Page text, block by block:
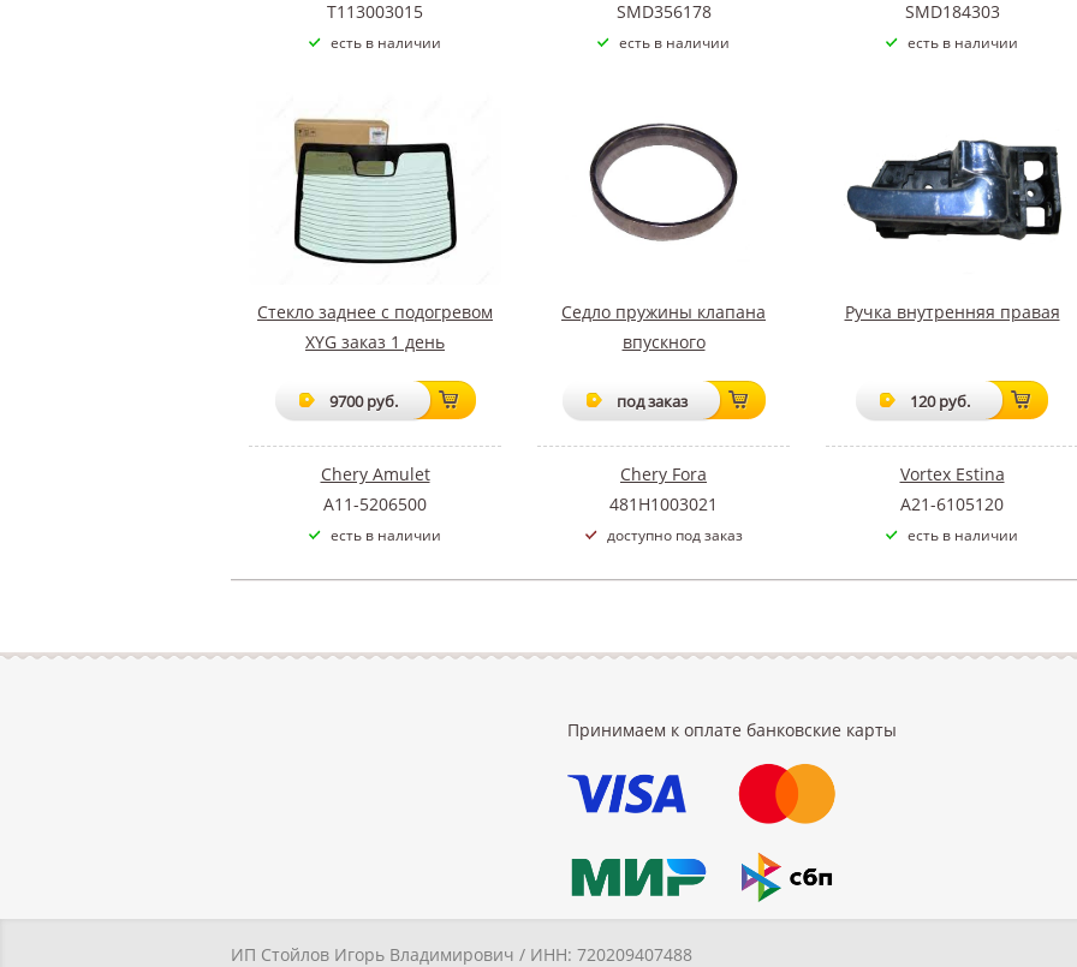
T113003015
есть в наличии
SMD356178
есть в наличии
SMD184303
есть в наличии
Стекло заднее с подогревом
XYG заказ 1 день
9700 руб.
Chery Amulet
A11-5206500
есть в наличии
Седло пружины клапана
впускного
под заказ
Chery Fora
481H1003021
доступно под заказ
Ручка внутренняя правая
120 руб.
Vortex Estina
A21-6105120
есть в наличии
Принимаем к оплате банковские карты
ИП Стойлов Игорь Владимирович / ИНН: 720209407488